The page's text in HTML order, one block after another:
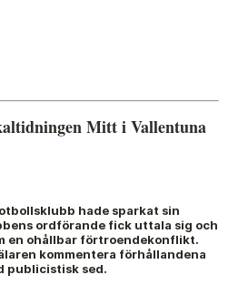
– så går det till
Mitt i Vallentuna
hade sparkat sin
ordförande fick uttala sig och
en ohållbar förtroendekonflikt.
kommentera förhållandena
publicistisk sed.